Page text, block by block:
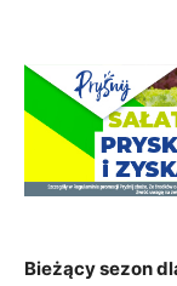
Bieżący sezon